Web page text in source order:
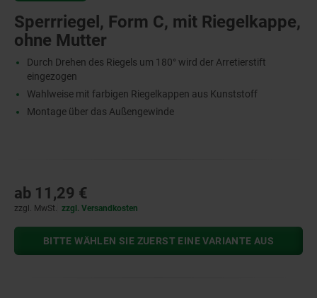
Sperrriegel, Form C, mit Riegelkappe,
ohne Mutter
Durch Drehen des Riegels um 180° wird der Arretierstift
eingezogen
Wahlweise mit farbigen Riegelkappen aus Kunststoff
Montage über das Außengewinde
ab 11,29 €
zzgl. MwSt. zzgl. Versandkosten
BITTE WÄHLEN SIE ZUERST EINE VARIANTE AUS